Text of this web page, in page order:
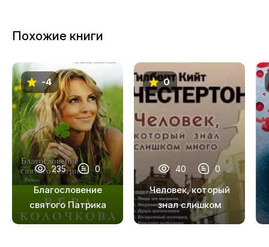
Похожие книги
-4
235 0
Благословение
святого Патрика
0
40 0
Человек, который
знал слишком
много